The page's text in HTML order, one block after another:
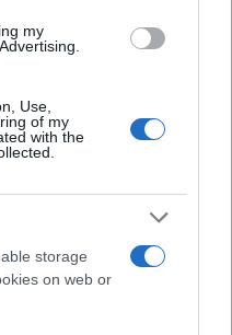
my
Use,
of my
with the
storage
on web or